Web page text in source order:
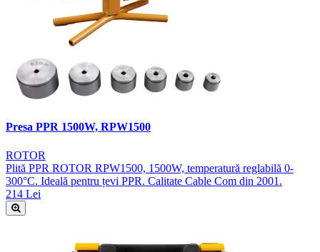
Presa PPR 1500W, RPW1500
ROTOR
Plită PPR ROTOR RPW1500, 1500W, temperatură reglabilă 0-
300°C. Ideală pentru țevi PPR. Calitate Cable Com din 2001.
214 Lei